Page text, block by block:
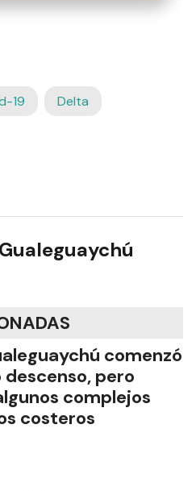
19 Delta
comenzó
descenso, pero
complejos
costeros